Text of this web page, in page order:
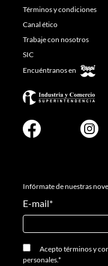
Términos y condiciones
Canal ético
Trabaje con nosotros
SIC
Encuéntranos en
Infórmate de nuestras
E-mail*
Aceptotérminos y
personales.*